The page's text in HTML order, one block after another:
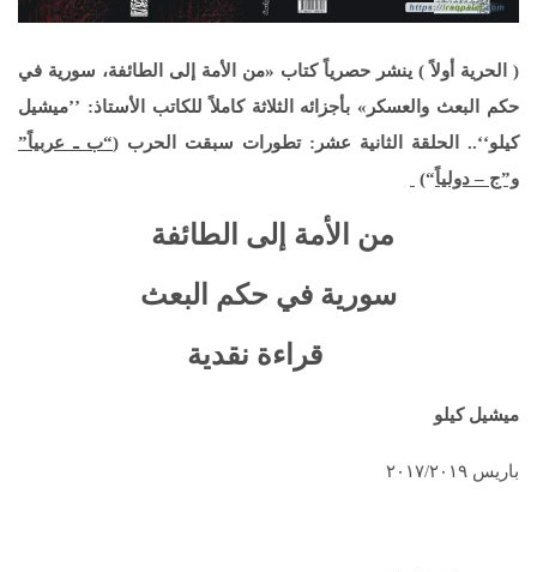
( الحرية أولاً ) ينشر حصرياً كتاب «من الأمة إلى الطائفة، سورية في
حكم البعث والعسكر» بأجزائه الثلاثة كاملاً للكاتب الأستاذ: ’’ميشيل
كيلو‘‘.. الحلقة الثانية عشر: تطورات سبقت الحرب (“ب ـ عربياً”
و”ج – دولياً“
)
من الأمة إلى الطائفة
سورية في حكم البعث
قراءة نقدية
ميشيل كيلو
باريس ٢٠١٧/٢٠١٩